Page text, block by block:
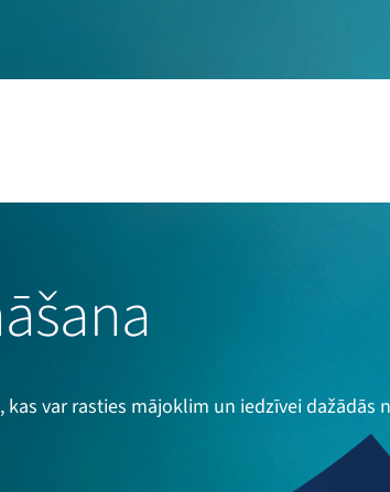
var rasties mājoklim un iedzīvei dažādās